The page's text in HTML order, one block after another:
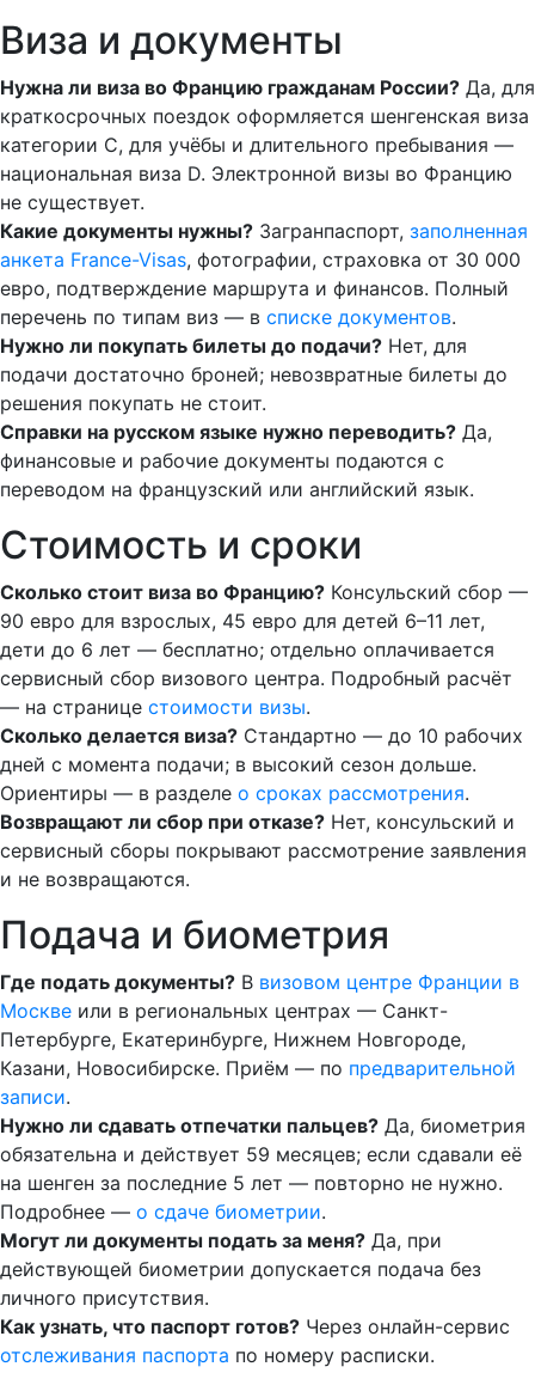
Виза и документы
Нужна ли виза во Францию гражданам России? Да, для
краткосрочных поездок оформляется шенгенская виза
категории C, для учёбы и длительного пребывания —
национальная виза D. Электронной визы во Францию
не существует.
Какие документы нужны? Загранпаспорт, заполненная
анкета France-Visas, фотографии, страховка от 30 000
евро, подтверждение маршрута и финансов. Полный
перечень по типам виз — в списке документов.
Нужно ли покупать билеты до подачи? Нет, для
подачи достаточно броней; невозвратные билеты до
решения покупать не стоит.
Справки на русском языке нужно переводить? Да,
финансовые и рабочие документы подаются с
переводом на французский или английский язык.
Стоимость и сроки
Сколько стоит виза во Францию? Консульский сбор —
90 евро для взрослых, 45 евро для детей 6–11 лет,
дети до 6 лет — бесплатно; отдельно оплачивается
сервисный сбор визового центра. Подробный расчёт
— на странице стоимости визы.
Сколько делается виза? Стандартно — до 10 рабочих
дней с момента подачи; в высокий сезон дольше.
Ориентиры — в разделе о сроках рассмотрения.
Возвращают ли сбор при отказе? Нет, консульский и
сервисный сборы покрывают рассмотрение заявления
и не возвращаются.
Подача и биометрия
Где подать документы? В визовом центре Франции в
Москве или в региональных центрах — Санкт-
Петербурге, Екатеринбурге, Нижнем Новгороде,
Казани, Новосибирске. Приём — по предварительной
записи.
Нужно ли сдавать отпечатки пальцев? Да, биометрия
обязательна и действует 59 месяцев; если сдавали её
на шенген за последние 5 лет — повторно не нужно.
Подробнее — о сдаче биометрии.
Могут ли документы подать за меня? Да, при
действующей биометрии допускается подача без
личного присутствия.
Как узнать, что паспорт готов? Через онлайн-сервис
отслеживания паспорта по номеру расписки.